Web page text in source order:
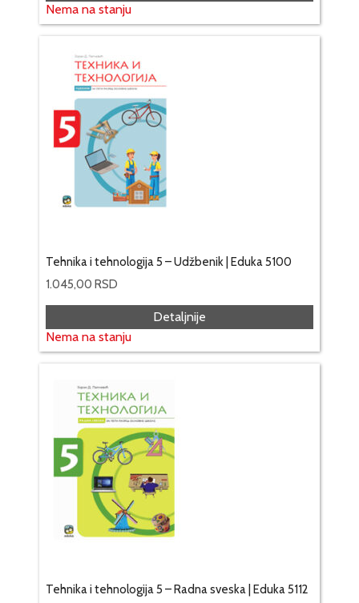
Nema na stanju
Tehnika i tehnologija 5 – Udžbenik | Eduka 5100
1.045,00 RSD
Detaljnije
Nema na stanju
Tehnika i tehnologija 5 – Radna sveska | Eduka 5112